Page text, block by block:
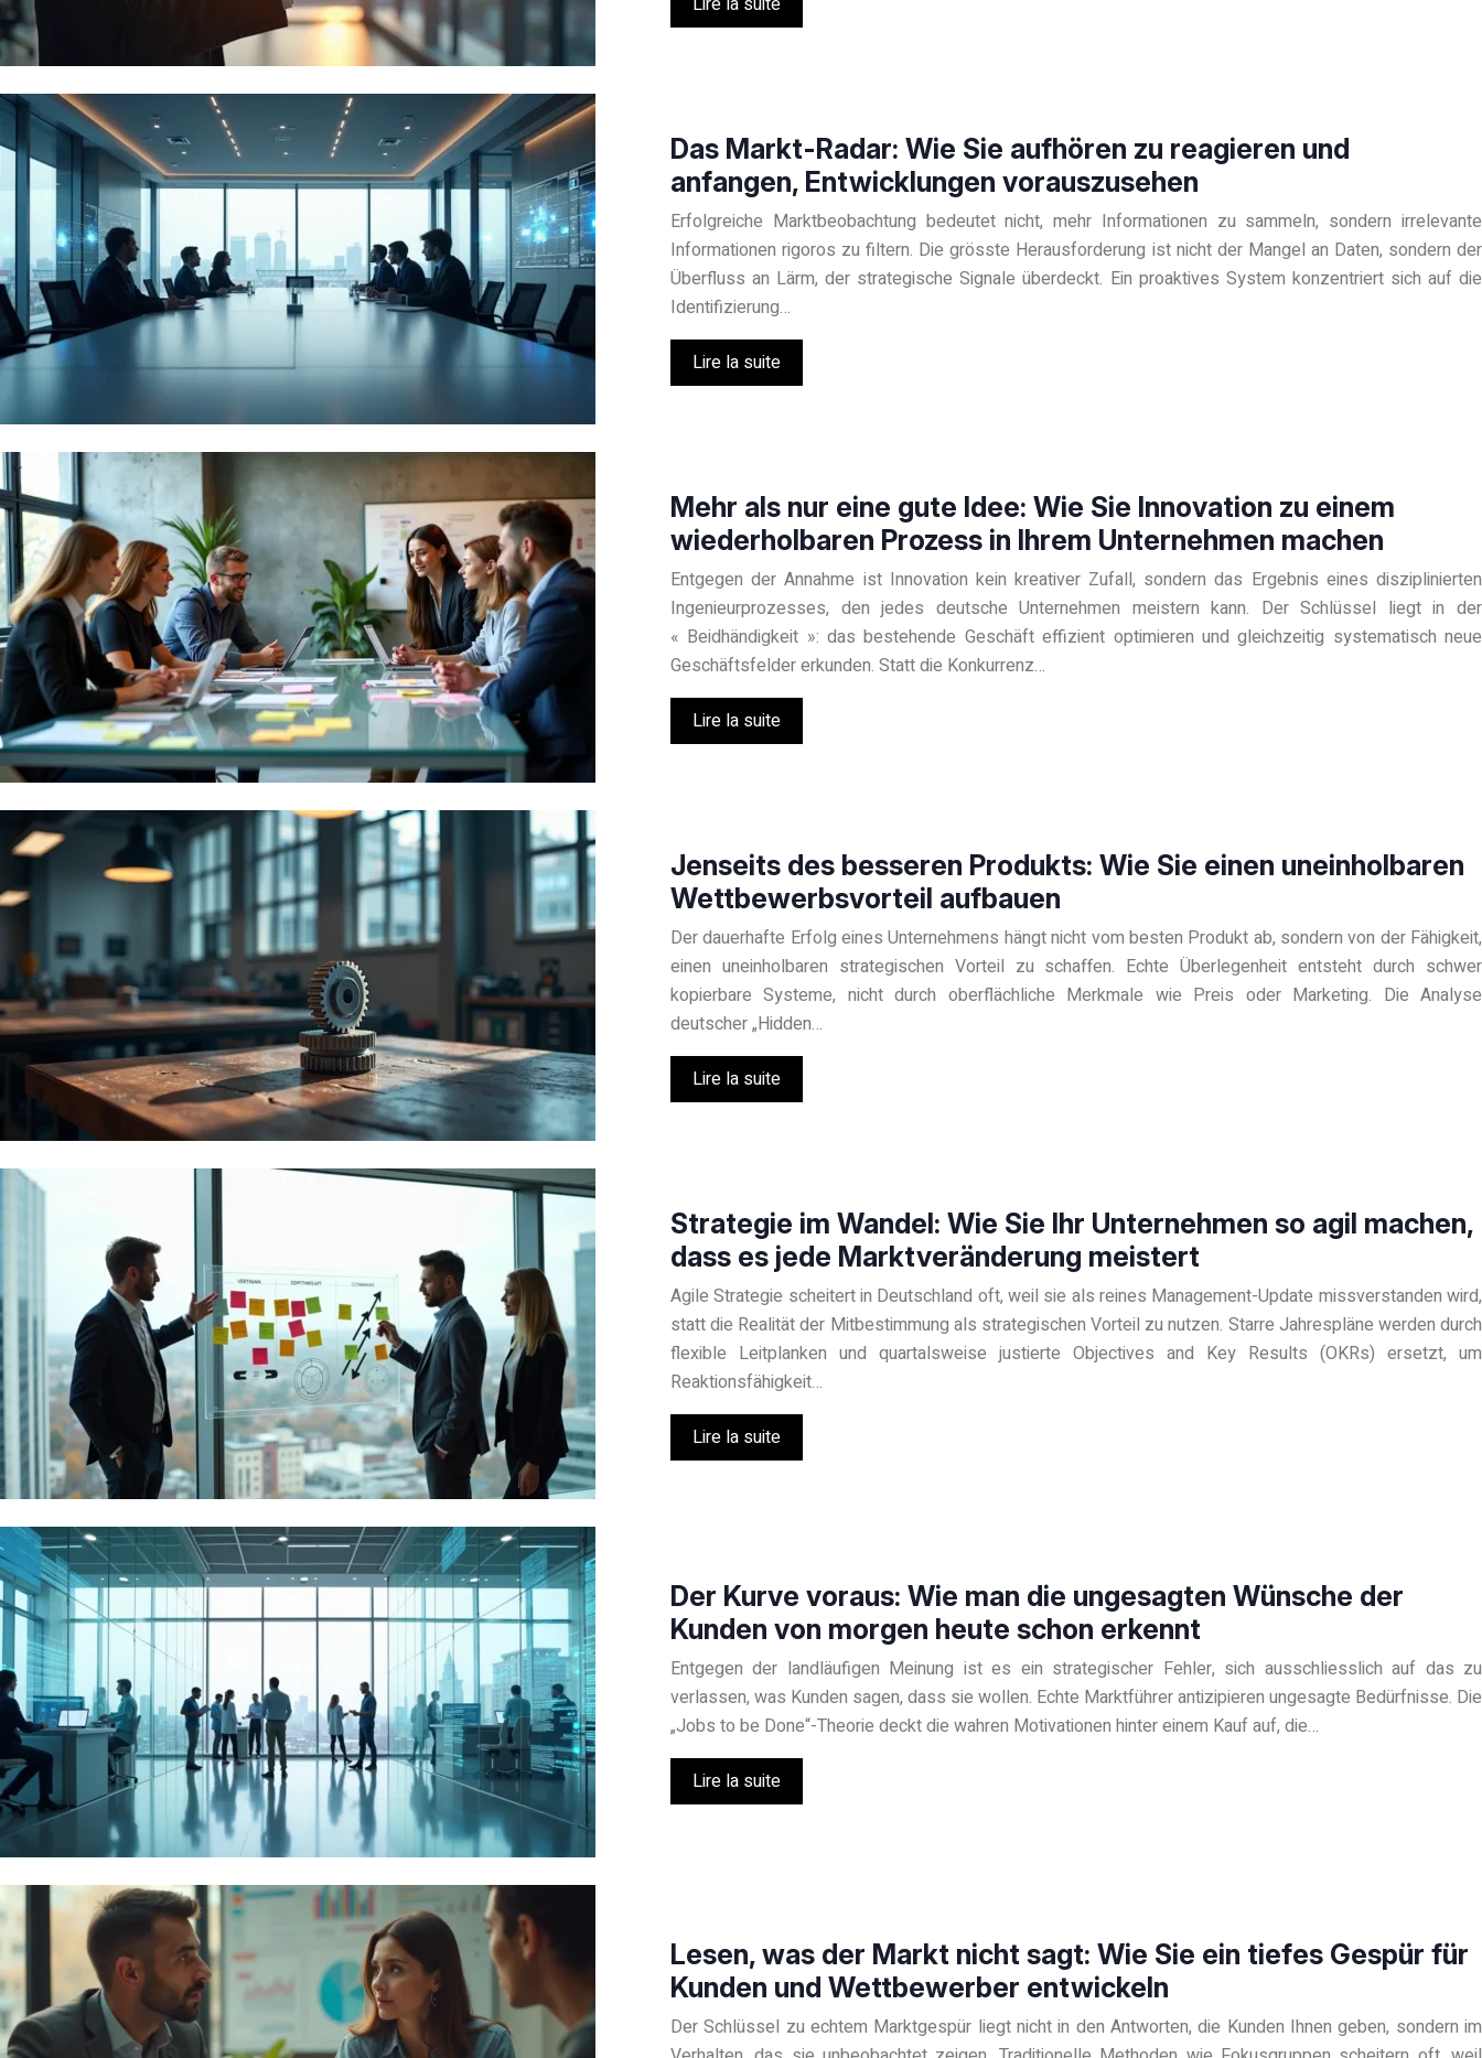
Das Markt-Radar: Wie Sie aufhören zu reagieren und
anfangen, Entwicklungen vorauszusehen
Erfolgreiche Marktbeobachtung bedeutet nicht, mehr Informationen zu sammeln, sondern irrelevante
Informationen rigoros zu filtern. Die grösste Herausforderung ist nicht der Mangel an Daten, sondern der
Überfluss an Lärm, der strategische Signale überdeckt. Ein proaktives System konzentriert sich auf die
Identifizierung…
Lire la suite
Mehr als nur eine gute Idee: Wie Sie Innovation zu einem
wiederholbaren Prozess in Ihrem Unternehmen machen
Entgegen der Annahme ist Innovation kein kreativer Zufall, sondern das Ergebnis eines disziplinierten
Ingenieurprozesses, den jedes deutsche Unternehmen meistern kann. Der Schlüssel liegt in der
« Beidhändigkeit »: das bestehende Geschäft effizient optimieren und gleichzeitig systematisch neue
Geschäftsfelder erkunden. Statt die Konkurrenz…
Lire la suite
Jenseits des besseren Produkts: Wie Sie einen uneinholbaren
Wettbewerbsvorteil aufbauen
Der dauerhafte Erfolg eines Unternehmens hängt nicht vom besten Produkt ab, sondern von der Fähigkeit,
einen uneinholbaren strategischen Vorteil zu schaffen. Echte Überlegenheit entsteht durch schwer
kopierbare Systeme, nicht durch oberflächliche Merkmale wie Preis oder Marketing. Die Analyse
deutscher „Hidden…
Lire la suite
Strategie im Wandel: Wie Sie Ihr Unternehmen so agil machen,
dass es jede Marktveränderung meistert
Agile Strategie scheitert in Deutschland oft, weil sie als reines Management-Update missverstanden wird,
statt die Realität der Mitbestimmung als strategischen Vorteil zu nutzen. Starre Jahrespläne werden durch
flexible Leitplanken und quartalsweise justierte Objectives and Key Results (OKRs) ersetzt, um
Reaktionsfähigkeit…
Lire la suite
Der Kurve voraus: Wie man die ungesagten Wünsche der
Kunden von morgen heute schon erkennt
Entgegen der landläufigen Meinung ist es ein strategischer Fehler, sich ausschliesslich auf das zu
verlassen, was Kunden sagen, dass sie wollen. Echte Marktführer antizipieren ungesagte Bedürfnisse. Die
„Jobs to be Done“-Theorie deckt die wahren Motivationen hinter einem Kauf auf, die…
Lire la suite
Lesen, was der Markt nicht sagt: Wie Sie ein tiefes Gespür für
Kunden und Wettbewerber entwickeln
Der Schlüssel zu echtem Marktgespür liegt nicht in den Antworten, die Kunden Ihnen geben, sondern im